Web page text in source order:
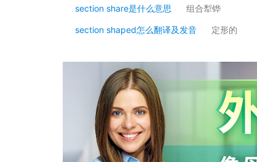
section share是什么意思 组合犁铧
section shaped怎么翻译及发音 定形的